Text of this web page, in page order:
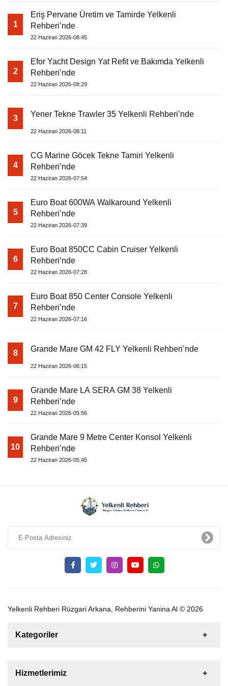
1
Eriş Pervane Üretim ve Tamirde Yelkenli
Rehberi’nde
22 Haziran 2026-08:45
2
Efor Yacht Design Yat Refit ve Bakımda Yelkenli
Rehberi’nde
22 Haziran 2026-08:29
3 Yener Tekne Trawler 35 Yelkenli Rehberi’nde
22 Haziran 2026-08:11
4
CG Marine Göcek Tekne Tamiri Yelkenli
Rehberi’nde
22 Haziran 2026-07:54
5
Euro Boat 600WA Walkaround Yelkenli
Rehberi’nde
22 Haziran 2026-07:39
6
Euro Boat 850CC Cabin Cruiser Yelkenli
Rehberi’nde
22 Haziran 2026-07:28
7
Euro Boat 850 Center Console Yelkenli
Rehberi’nde
22 Haziran 2026-07:16
8 Grande Mare GM 42 FLY Yelkenli Rehberi’nde
22 Haziran 2026-06:15
9
Grande Mare LA SERA GM 38 Yelkenli
Rehberi’nde
22 Haziran 2026-05:56
10
Grande Mare 9 Metre Center Konsol Yelkenli
Rehberi’nde
22 Haziran 2026-05:45
Yelkenli Rehberi Rüzgari Arkana, Rehberini Yanina Al © 2026
Kategoriler
Tekne
Hizmetlerimiz